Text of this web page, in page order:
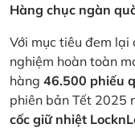
Hàng chục ngàn
Với mục tiêu đem lại
nghiệm hoàn toàn
hàng 46.500 phiếu
phiên bản Tết 2025
cốc giữ nhiệt